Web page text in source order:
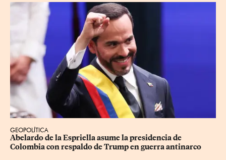
GEOPOLÍTICA
Abelardo de la Espriella asume la presidencia de
Colombia con respaldo de Trump en guerra antinarco